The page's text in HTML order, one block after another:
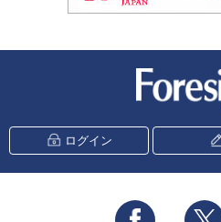
ログイン
Facebook